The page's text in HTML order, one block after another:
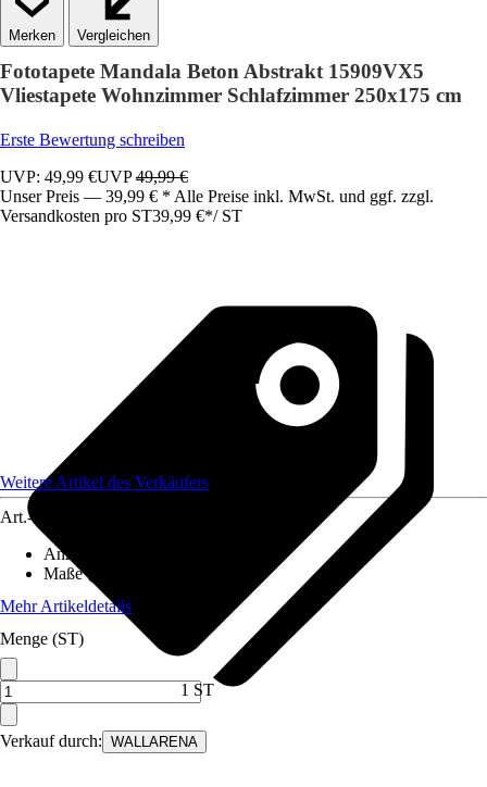
Vergleichen
Fototapete Mandala Beton Abstrakt 15909VX5
Vliestapete Wohnzimmer Schlafzimmer 250x175 cm
Erste Bewertung schreiben
UVP: 49,99 €UVP49,99 €
Unser Preis — 39,99 € * Alle Preise inkl. MwSt. und ggf. zzgl.
Versandkosten pro ST39,99 €*/ ST
Verkauf durch: WALLARENA
Weitere Artikel des Verkäufers
Art.-Nr.
Anzahl der Teile
Maße (BxH)
Mehr Artikeldetails
Menge (ST)
1 ST